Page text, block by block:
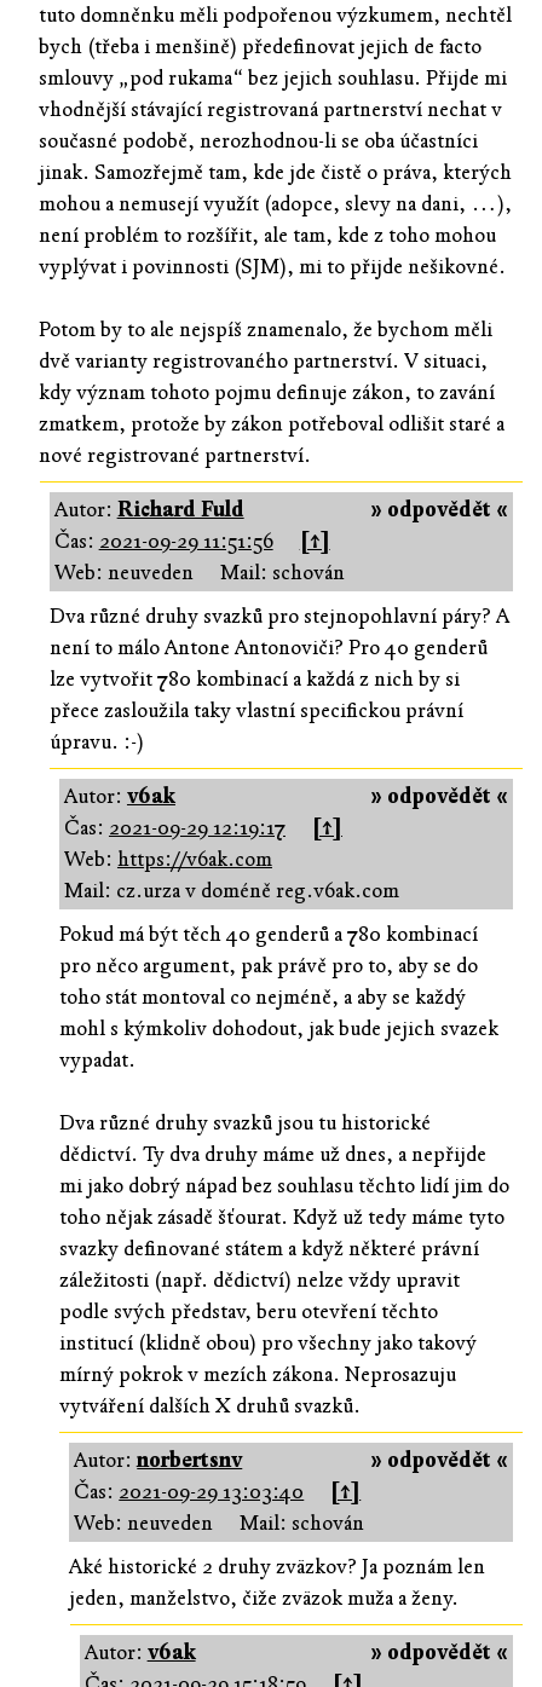
tuto domněnku měli podpořenou výzkumem, nechtěl
bych (třeba i menšině) předefinovat jejich de facto
smlouvy „pod rukama“ bez jejich souhlasu. Přijde mi
vhodnější stávající registrovaná partnerství nechat v
současné podobě, nerozhodnou-li se oba účastníci
jinak. Samozřejmě tam, kde jde čistě o práva, kterých
mohou a nemusejí využít (adopce, slevy na dani, …),
není problém to rozšířit, ale tam, kde z toho mohou
vyplývat i povinnosti (SJM), mi to přijde nešikovné.
Potom by to ale nejspíš znamenalo, že bychom měli
dvě varianty registrovaného partnerství. V situaci,
kdy význam tohoto pojmu definuje zákon, to zavání
zmatkem, protože by zákon potřeboval odlišit staré a
nové registrované partnerství.
» odpovědět «
Autor: Richard Fuld
Čas: 2021-09-29 11:51:56
[↑]
Web: neuveden
Mail: schován
Dva různé druhy svazků pro stejnopohlavní páry? A
není to málo Antone Antonoviči? Pro 40 genderů
lze vytvořit 780 kombinací a každá z nich by si
přece zasloužila taky vlastní specifickou právní
úpravu. :-)
» odpovědět «
Autor: v6ak
Čas: 2021-09-29 12:19:17
[↑]
Web: https://v6ak.com
Mail: cz.urza v doméně reg.v6ak.com
Pokud má být těch 40 genderů a 780 kombinací
pro něco argument, pak právě pro to, aby se do
toho stát montoval co nejméně, a aby se každý
mohl s kýmkoliv dohodout, jak bude jejich svazek
vypadat.
Dva různé druhy svazků jsou tu historické
dědictví. Ty dva druhy máme už dnes, a nepřijde
mi jako dobrý nápad bez souhlasu těchto lidí jim do
toho nějak zásadě šťourat. Když už tedy máme tyto
svazky definované státem a když některé právní
záležitosti (např. dědictví) nelze vždy upravit
podle svých představ, beru otevření těchto
institucí (klidně obou) pro všechny jako takový
mírný pokrok v mezích zákona. Neprosazuju
vytváření dalších X druhů svazků.
» odpovědět «
Autor:norbertsnv
Čas: 2021-09-29 13:03:40
[↑]
Web: neuveden
Mail: schován
Aké historické 2 druhy zväzkov? Ja poznám len
jeden, manželstvo, čiže zväzok muža a ženy.
» odpovědět «
Autor: v6ak